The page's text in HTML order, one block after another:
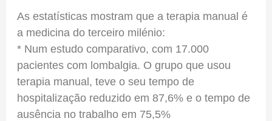
As estatísticas mostram que a terapia manual é
a medicina do terceiro milénio:
* Num estudo comparativo, com 17.000
pacientes com lombalgia. O grupo que usou
terapia manual, teve o seu tempo de
hospitalização reduzido em 87,6% e o tempo de
ausência no trabalho em 75,5%